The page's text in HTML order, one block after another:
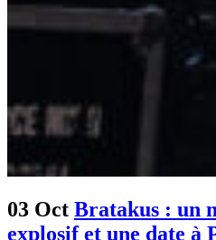
03 Oct Bratakus : un
explosif et une date à